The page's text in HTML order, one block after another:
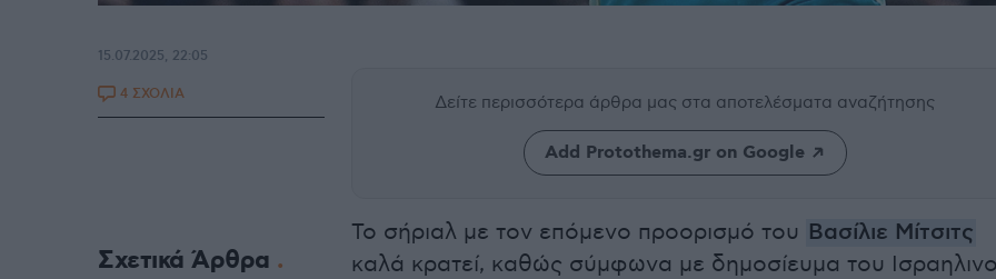
Δείτε περισσότερα άρθρα μας στα αποτελέσματα αναζήτησης
Add Protothema.gr on Google
Το σήριαλ με τον επόμενο προορισμό του Βασίλιε Μίτσιτς
καλά κρατεί, καθώς σύμφωνα με δημοσίευμα του
15.07.2025, 22:05
4 ΣΧΟΛΙΑ
Σχετικά Άρθρα